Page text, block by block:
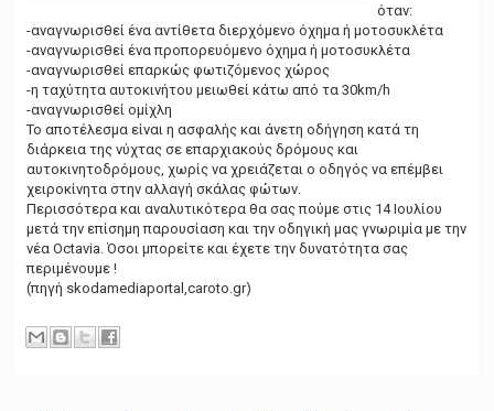
όταν:
-αναγνωρισθεί ένα αντίθετα διερχόμενο όχημα ή μοτοσυκλέτα
-αναγνωρισθεί ένα προπορευόμενο όχημα ή μοτοσυκλέτα
-αναγνωρισθεί επαρκώς φωτιζόμενος χώρος
-η ταχύτητα αυτοκινήτου μειωθεί κάτω από τα 30km/h
-αναγνωρισθεί ομίχλη
Το αποτέλεσμα είναι η ασφαλής και άνετη οδήγηση κατά τη
διάρκεια της νύχτας σε επαρχιακούς δρόμους και
αυτοκινητοδρόμους, χωρίς να χρειάζεται ο οδηγός να επέμβει
χειροκίνητα στην αλλαγή σκάλας φώτων.
Περισσότερα και αναλυτικότερα θα σας πούμε στις 14 Ιουλίου
μετά την επίσημη παρουσίαση και την οδηγική μας γνωριμία με την
νέα Octavia. Όσοι μπορείτε και έχετε την δυνατότητα σας
περιμένουμε !
(πηγή skodamediaportal,caroto.gr)